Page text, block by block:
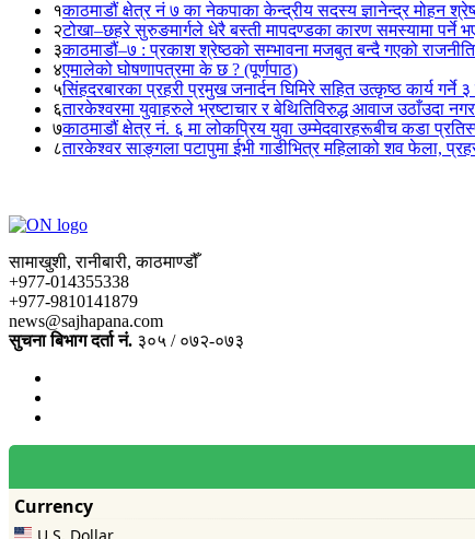
१काठमाडौं क्षेत्र नं ७ का नेकपाका केन्द्रीय सदस्य ज्ञानेन्द्र मोहन
२टोखा–छहरे सुरुङमार्गले धेरै बस्ती मापदण्डका कारण समस्यामा पर्ने
३काठमाडौं–७ : प्रकाश श्रेष्ठको सम्भावना मजबुत बन्दै गएको
४एमालेको घोषणापत्रमा के छ ? (पूर्णपाठ)
५सिंहदरबारका प्रहरी प्रमुख जनार्दन घिमिरे सहित उत्कृष्ठ कार्य
६तारकेश्वरमा युवाहरुले भ्रष्टाचार र बेथितिविरुद्ध आवाज उठाँउदा
७काठमाडौं क्षेत्र नं. ६ मा लोकप्रिय युवा उम्मेदवारहरूबीच कडा
८तारकेश्वर साङ्गला पटापुमा ईभी गाडीभित्र महिलाको शव फेला,
सामाखुशी, रानीबारी, काठमाण्डौँ
+977-014355338
+977-9810141879
news@sajhapana.com
सुचना बिभाग दर्ता नं. ३०५ / ०७२-०७३